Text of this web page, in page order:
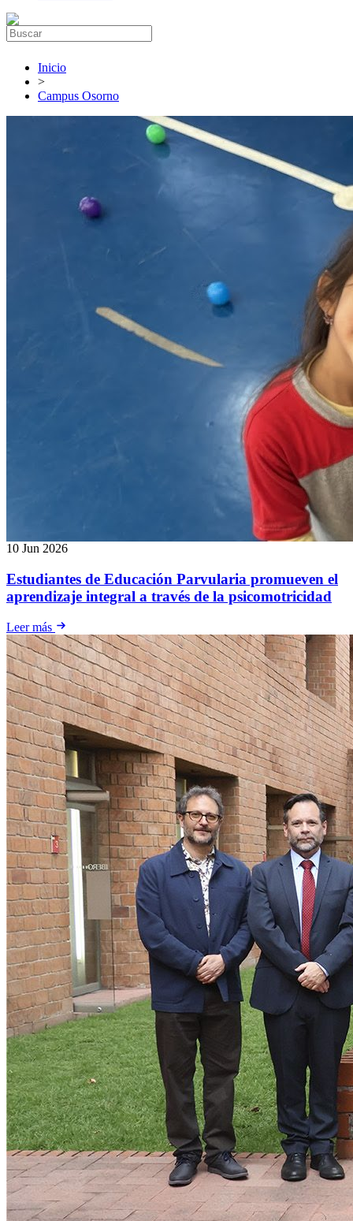
Inicio
>
Campus Osorno
10 Jun 2026
Estudiantes de Educación Parvularia promueven el
aprendizaje integral a través de la psicomotricidad
Leer más